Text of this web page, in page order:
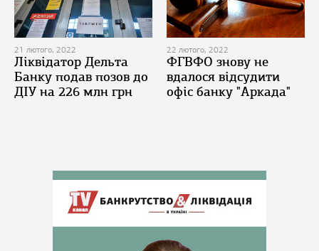
21 лютого, 2022
Ліквідатор Дельта
Банку подав позов до
ДІУ на 226 млн грн
22 лютого, 2022
ФГВФО знову не
вдалося відсудити
офіс банку "Аркада"